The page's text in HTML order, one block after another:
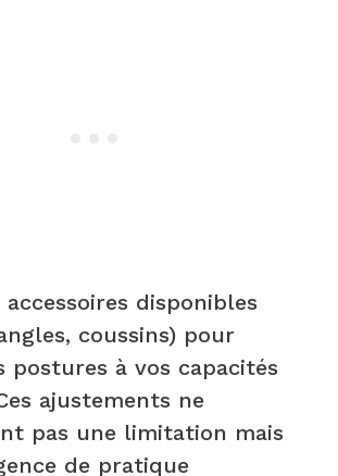
disponibles
coussins) pour
postures à vos capacités
ajustements ne
pas une limitation mais
de pratique